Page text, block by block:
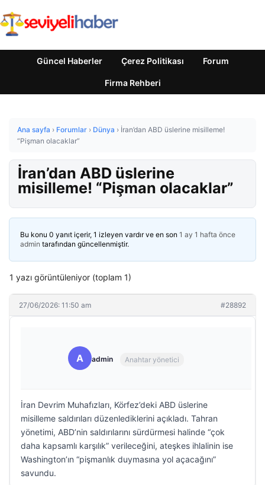
Güncel Haberler Çerez Politikası Forum
Firma Rehberi
Ana sayfa › Forumlar › Dünya › İran’dan ABD üslerine misilleme!
“Pişman olacaklar”
İran’dan ABD üslerine
misilleme! “Pişman olacaklar”
Bu konu 0 yanıt içerir, 1 izleyen vardır ve en son 1 ay 1 hafta önce
admin tarafından güncellenmiştir.
1 yazı görüntüleniyor (toplam 1)
27/06/2026: 11:50 am #28892
A admin Anahtar yönetici
İran Devrim Muhafızları, Körfez’deki ABD üslerine
misilleme saldırıları düzenlediklerini açıkladı. Tahran
yönetimi, ABD’nin saldırılarını sürdürmesi halinde “çok
daha kapsamlı karşılık” verileceğini, ateşkes ihlalinin ise
Washington’ın “pişmanlık duymasına yol açacağını”
savundu.